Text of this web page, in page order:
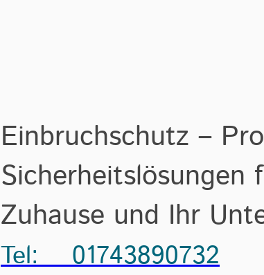
Einbruchschutz –
Sicherheitslösungen
Zuhause und Ihr
Tel: 01743890732